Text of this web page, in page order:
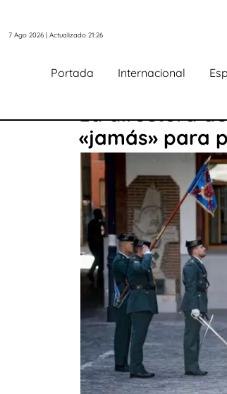
7 Ago 2026 | Actualizado 21:26
Portada Internacional
La directora
«jamás» para